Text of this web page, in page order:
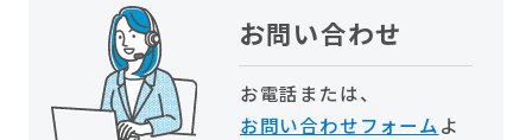
お問い合わせ
お電話または、
お問い合わせフォーム よ